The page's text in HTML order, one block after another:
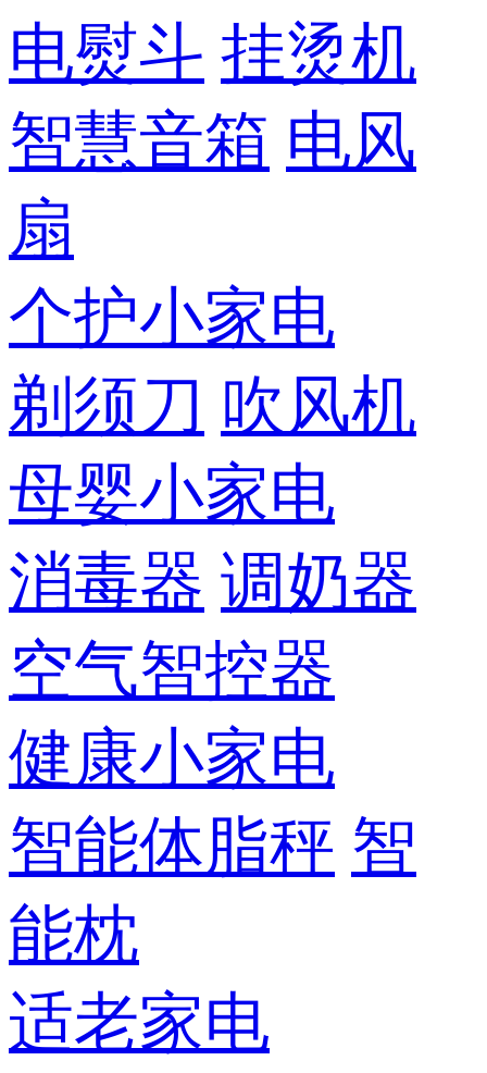
电熨斗 挂烫机
智慧音箱 电风
扇
个护小家电
剃须刀 吹风机
母婴小家电
消毒器 调奶器
空气智控器
健康小家电
智能体脂秤 智
能枕
适老家电